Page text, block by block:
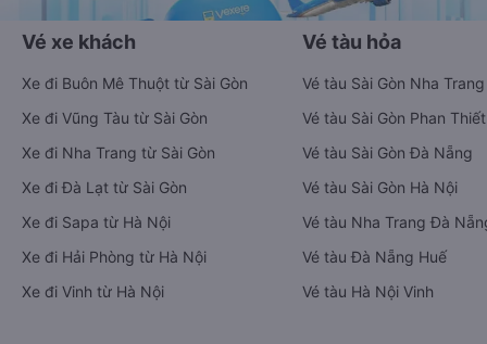
Vé xe khách
Xe đi Buôn Mê Thuột từ Sài Gòn
Xe đi Vũng Tàu từ Sài Gòn
Xe đi Nha Trang từ Sài Gòn
Xe đi Đà Lạt từ Sài Gòn
Xe đi Sapa từ Hà Nội
Xe đi Hải Phòng từ Hà Nội
Xe đi Vinh từ Hà Nội
Vé tàu hỏa
Vé tàu Sài Gòn Nha Trang
Vé tàu Sài Gòn Phan Thiết
Vé tàu Sài Gòn Đà Nẵng
Vé tàu Sài Gòn Hà Nội
Vé tàu Nha Trang Đà
Vé tàu Đà Nẵng Huế
Vé tàu Hà Nội Vinh